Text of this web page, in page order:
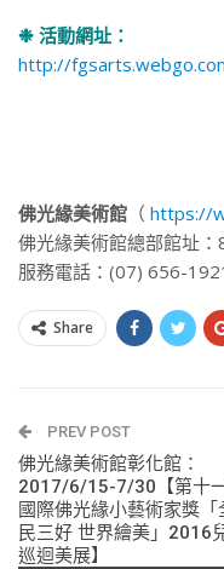
❉ 活動網址：
http://
佛光緣美術館 （ https://
佛光緣美術館總部館址
服務電話：(07) 656-
Share
PREV POST
佛光緣美術館彰化館：
2017/6/15-7/30【第十
國際佛光緣小藝術家獎「
民三好 世界繪美」2016
巡迴美展】